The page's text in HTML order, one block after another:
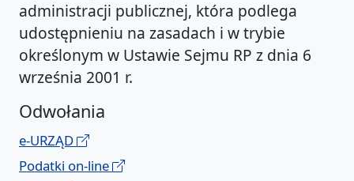
administracji publicznej, która podlega
udostępnieniu na zasadach i w trybie
określonym w Ustawie Sejmu RP z dnia 6
września 2001 r.
Odwołania
e-URZĄD
Podatki on-line